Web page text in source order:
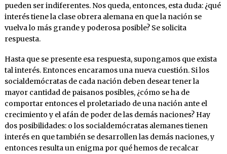
pueden ser indiferentes. Nos queda, entonces, esta duda: ¿qué
interés tiene la clase obrera alemana en que la nación se
vuelva lo más grande y poderosa posible? Se solicita
respuesta.
Hasta que se presente esa respuesta, supongamos que exista
tal interés. Entonces encaramos una nueva cuestión. Si los
socialdemócratas de cada nación deben desear tener la
mayor cantidad de paisanos posibles, ¿cómo se ha de
comportar entonces el proletariado de una nación ante el
crecimiento y el afán de poder de las demás naciones? Hay
dos posibilidades: o los socialdemócratas alemanes tienen
interés en que también se desarrollen las demás naciones, y
entonces resulta un enigma por qué hemos de recalcar